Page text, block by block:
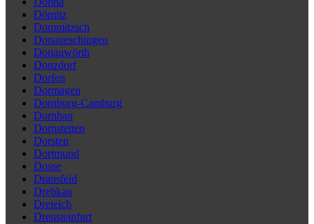
Dömitz
Dommitzsch
Donaueschingen
Donauwörth
Donzdorf
Dorfen
Dormagen
Dornburg-Camburg
Dornhan
Dornstetten
Dorsten
Dortmund
Dosse
Dransfeld
Drebkau
Dreieich
Drensteinfurt